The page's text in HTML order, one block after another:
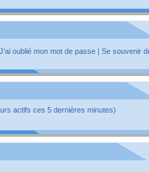
J’ai oublié mon mot de passe Se souvenir
actifs ces 5 dernières minutes)